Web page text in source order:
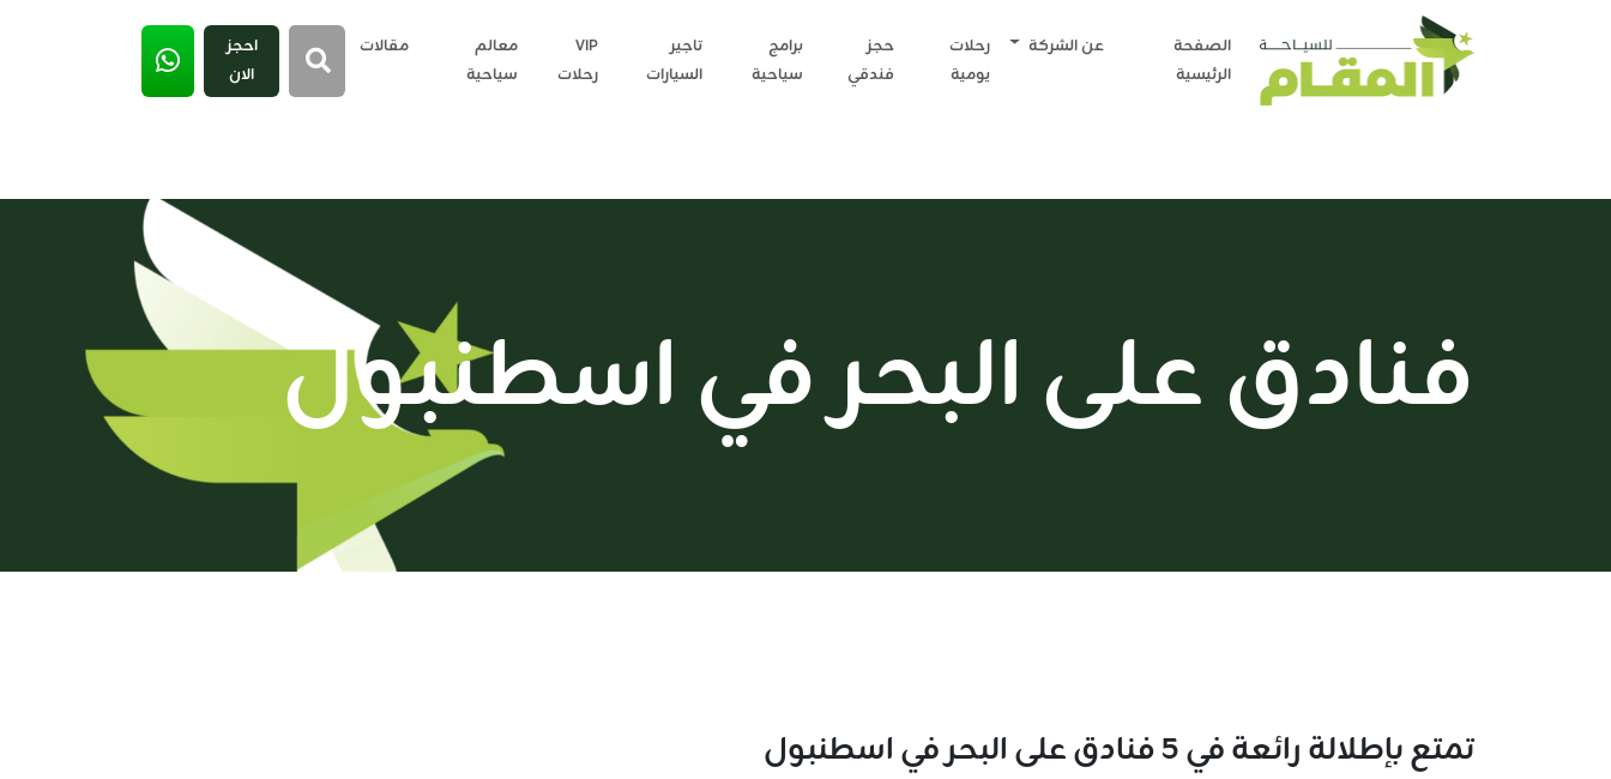
الصفحة
الرئيسية
عن الشركة
رحلات
يومية
حجز
فندقي
برامج
سياحية
تاجير
السيارات
VIP
رحلات
معالم
سياحية
مقالات
احجز
الان
فنادق على البحر في اسطنبول
تمتع بإطلالة رائعة في 5 فنادق على البحر في اسطنبول